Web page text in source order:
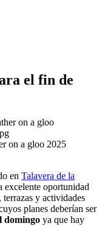
el fin de
on a gloo 2025
en Talavera de la
excelente oportunidad
terrazas y actividades
planes deberían ser
domingo ya que hay